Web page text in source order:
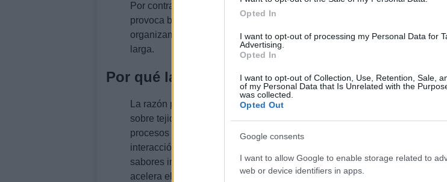
Opted In
I want to opt-out of processing my Personal Data for
Advertising.
Opted In
I want to opt-out of Collection, Use, Retention, Sale,
of my Personal Data that Is Unrelated with the
was collected.
Opted Out
Google consents
I want to allow Google to enable storage related to
web or device identifiers in apps.
Por contraste, muchas hortalizas responden mal a niveles elevados de
provoca brotes prematuros, pérdida de textura y peor sabor. Saber esto
organizamos la despensa y evita decisiones que, aunque cómodas, salen
larga.
Por qué la combinación es perjudicial
La razón práctica por la que no deben guardarse juntas está en el efecto
sobre tejidos vegetales sensibles. Cuando laspatatasliberan este gas,
procesos internos en las
cebollasque las llevan a brotar y a perder
interacción reduce la vida útil y aumenta la probabilidad de que aparezcan
sabores indeseados. En términos sencillos, la presencia de una fuente de
acelera el envejecimiento de su vecina, por lo que la cercanía física se